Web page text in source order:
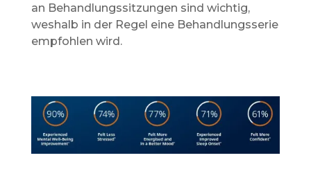
an Behandlungssitzungen sind wichtig,
weshalb in der Regel eine Behandlungsserie
empfohlen wird.